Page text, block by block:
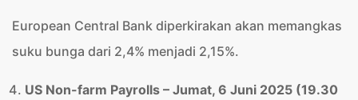
European Central Bank diperkirakan akan memangkas
suku bunga dari 2,4% menjadi 2,15%.
US Non-farm Payrolls – Jumat, 6 Juni 2025 (19.30